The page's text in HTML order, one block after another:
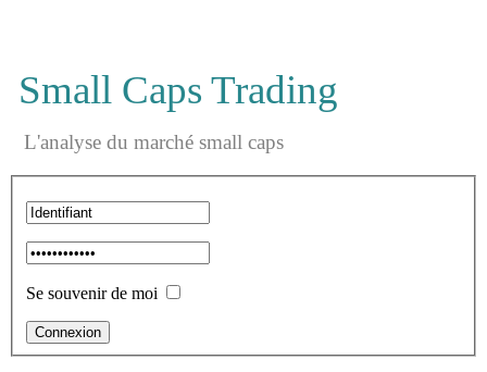
Small Caps Trading
L'analyse du marché small caps
Se souvenir de moi